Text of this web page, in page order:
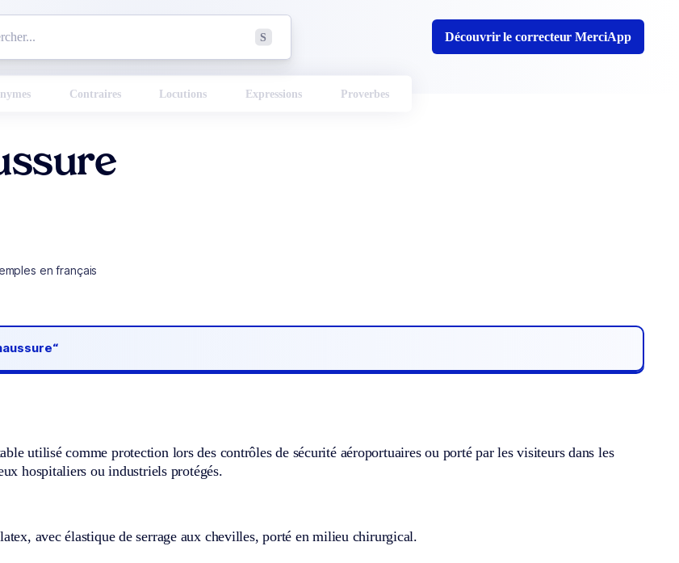
S Découvrir le correcteur MerciApp
Contraires Locutions Expressions Proverbes
en français
utilisé comme protection lors des contrôles de sécurité aéroportuaires ou porté par les visiteurs dans les
hospitaliers ou industriels protégés.
avec élastique de serrage aux chevilles, porté en milieu chirurgical.